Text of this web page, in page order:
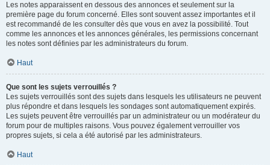
Les notes apparaissent en dessous des annonces et seulement sur la
première page du forum concerné. Elles sont souvent assez importantes et il
est recommandé de les consulter dès que vous en avez la possibilité. Tout
comme les annonces et les annonces générales, les permissions concernant
les notes sont définies par les administrateurs du forum.
Haut
Que sont les sujets verrouillés ?
Les sujets verrouillés sont des sujets dans lesquels les utilisateurs ne peuvent
plus répondre et dans lesquels les sondages sont automatiquement expirés.
Les sujets peuvent être verrouillés par un administrateur ou un modérateur du
forum pour de multiples raisons. Vous pouvez également verrouiller vos
propres sujets, si cela a été autorisé par les administrateurs.
Haut